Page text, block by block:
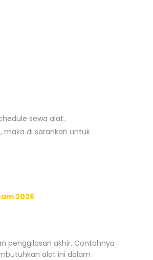
sewa alat.
maka di sarankan untuk
2026
penggilasan akhir. Contohnya
alat ini dalam